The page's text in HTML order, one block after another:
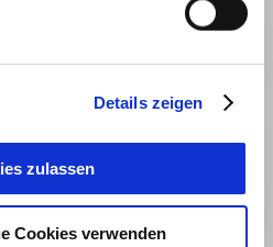
Details zeigen
zulassen
Cookies verwenden